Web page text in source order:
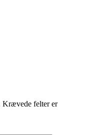
Krævede felter er